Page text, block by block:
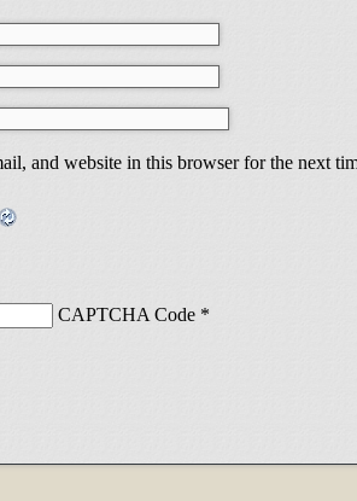
and website in this browser for the next
CAPTCHA Code *